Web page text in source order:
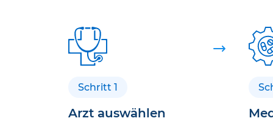
Schritt 1
Arzt auswählen